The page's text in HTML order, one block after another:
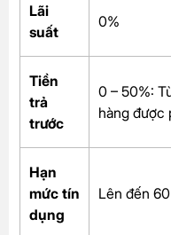
Lãi
suất
0%
Tiền
trả
trước
0 – 50%:
hàng được
Hạn
mức tín
dụng
Lên đến